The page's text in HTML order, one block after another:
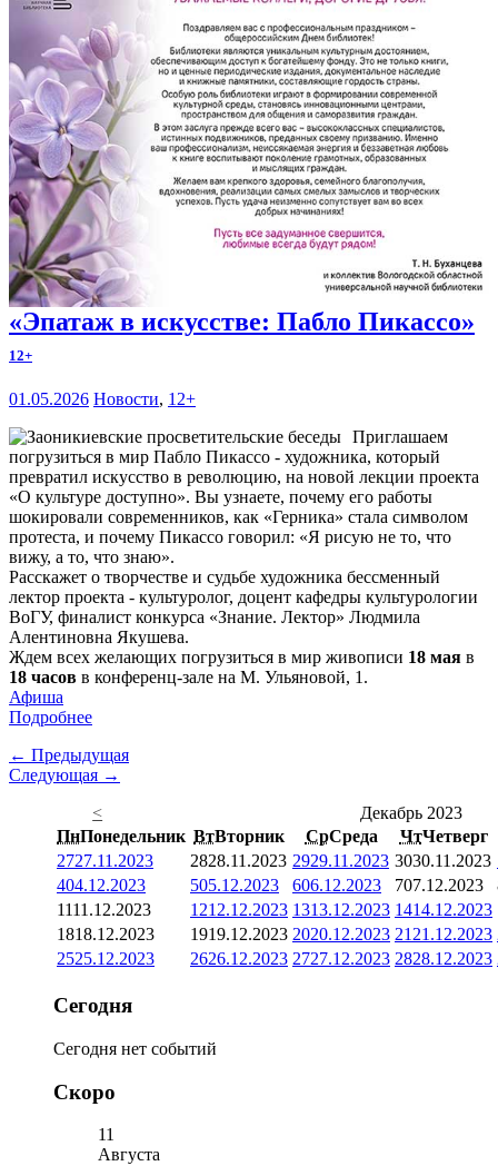
«Эпатаж в искусстве: Пабло Пикассо»
12+
01.05.2026 Новости, 12+
Приглашаем
погрузиться в мир Пабло Пикассо - художника, который
превратил искусство в революцию, на новой лекции проекта
«О культуре доступно». Вы узнаете, почему его работы
шокировали современников, как «Герника» стала символом
протеста, и почему Пикассо говорил: «Я рисую не то, что
вижу, а то, что знаю».
Расскажет о творчестве и судьбе художника бессменный
лектор проекта - культуролог, доцент кафедры культурологии
ВоГУ, финалист конкурса «Знание. Лектор» Людмила
Алентиновна Якушева.
Ждем всех желающих погрузиться в мир живописи 18 мая в
18 часов в конференц-зале на М. Ульяновой, 1.
Афиша
Подробнее
← Предыдущая
Следующая →
<
Декабрь 2023
ПнПонедельник ВтВторник СрСреда ЧтЧетверг
2727.11.2023 2828.11.2023 2929.11.2023 3030.11.2023
404.12.2023 505.12.2023 606.12.2023 707.12.2023
1111.12.2023 1212.12.2023 1313.12.2023 1414.12.2023
1818.12.2023 1919.12.2023 2020.12.2023 21 21.12.2023
2525.12.2023 2626.12.2023 2727.12.2023 2828.12.2023
Сегодня
Сегодня нет событий
Скоро
11
Августа